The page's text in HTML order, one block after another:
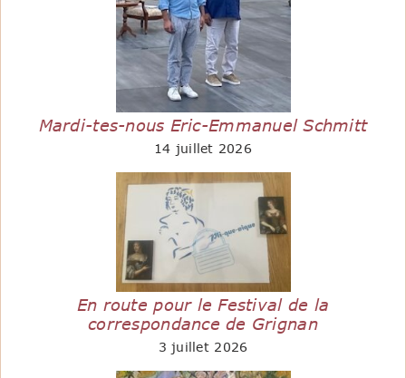
Mardi-tes-nous Eric-Emmanuel Schmitt
14 juillet 2026
En route pour le Festival de la
correspondance de Grignan
3 juillet 2026